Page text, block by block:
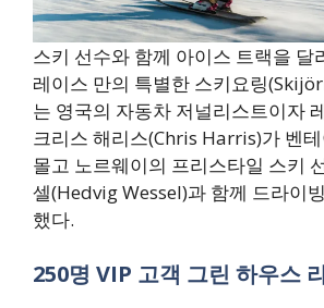
스키 선수와 함께 아이스 트랙을 달
레이스 만의 특별한 스키요링
는 영국의 자동차 저널리스트이자
크리스 해리스(Chris Harris)가 벤
몰고 노르웨이의 프리스타일 스키
셀(Hedvig Wessel)과 함께 드라이
했다.
250명 VIP 고객 그린 하우스